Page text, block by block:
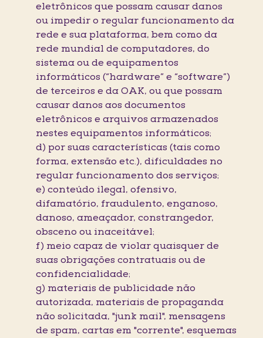
eletrônicos que possam causar danos
ou impedir o regular funcionamento da
rede e sua plataforma, bem como da
rede mundial de computadores, do
sistema ou de equipamentos
informáticos (“hardware” e “software”)
de terceiros e da OAK, ou que possam
causar danos aos documentos
eletrônicos e arquivos armazenados
nestes equipamentos informáticos;
d) por suas características (tais como
forma, extensão etc.), dificuldades no
regular funcionamento dos serviços;
e) conteúdo ilegal, ofensivo,
difamatório, fraudulento, enganoso,
danoso, ameaçador, constrangedor,
obsceno ou inaceitável;
f) meio capaz de violar quaisquer de
suas obrigações contratuais ou de
confidencialidade;
g) materiais de publicidade não
autorizada, materiais de propaganda
não solicitada, "junk mail", mensagens
de spam, cartas em "corrente", esquemas